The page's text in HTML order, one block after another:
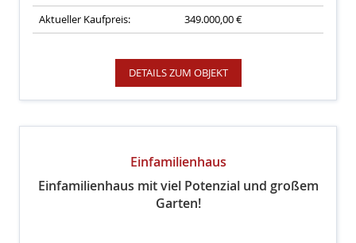
Aktueller Kaufpreis:
349.000,00 €
DETAILS ZUM OBJEKT
Einfamilienhaus
Einfamilienhaus mit viel Potenzial und großem
Garten!